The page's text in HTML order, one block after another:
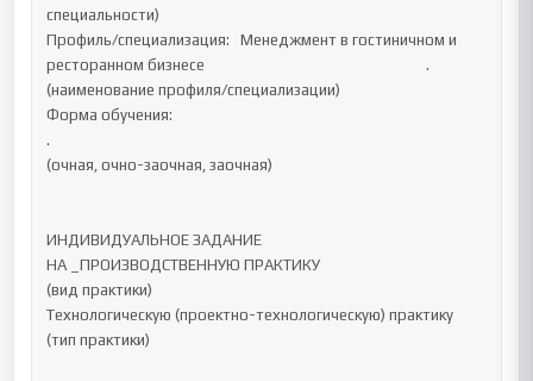
специальности)
Профиль/специализация:   Менеджмент в гостиничном и
ресторанном бизнесе                                                              .
(наименование профиля/специализации)
Форма обучения:
.
(очная, очно-заочная, заочная)
ИНДИВИДУАЛЬНОЕ ЗАДАНИЕ
НА _ПРОИЗВОДСТВЕННУЮ ПРАКТИКУ
(вид практики)
Технологическую (проектно-технологическую) практику
(тип практики)